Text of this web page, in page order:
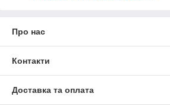
Про нас
Контакти
Доставка та оплата